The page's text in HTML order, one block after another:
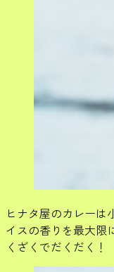
ヒナタ屋のカレーは
イスの香りを最大限
くざくでだくだく！